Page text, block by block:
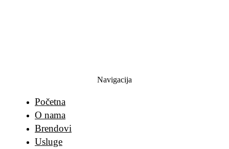
Navigacija
Početna
O nama
Brendovi
Usluge